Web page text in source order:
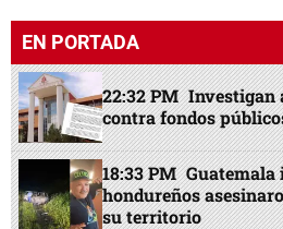
EN PORTADA
22:32 PM Investigan
contra fondos
18:33 PM Guatemala
hondureños
su territorio